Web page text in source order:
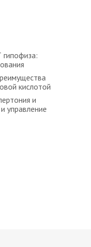
кислотой
и
управление